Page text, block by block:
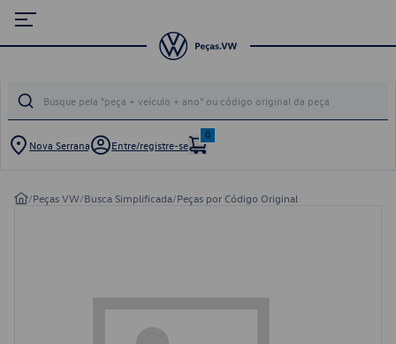
Nova Serrana Entre/registre-se
0
/Peças VW/Busca Simplificada/Peças por Código Original